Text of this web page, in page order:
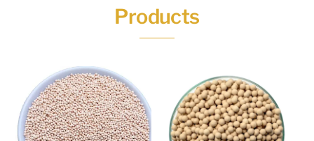
Products